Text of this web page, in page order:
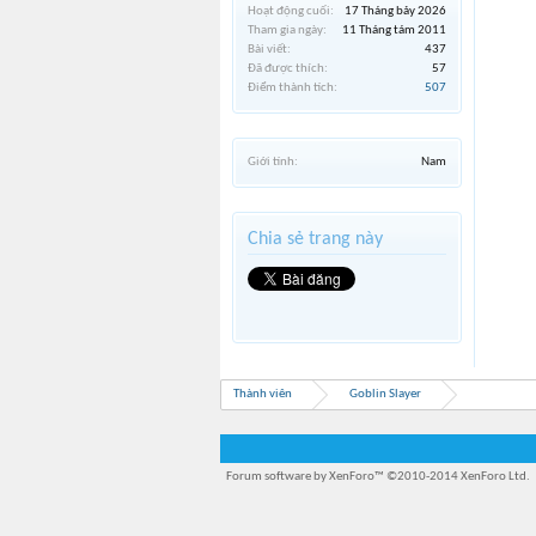
Hoạt động cuối:
17 Tháng bảy 2026
Tham gia ngày:
11 Tháng tám 2011
Bài viết:
437
Đã được thích:
57
Điểm thành tích:
507
Giới tính: Nam
Chia sẻ trang này
Thành viên Goblin Slayer
Forum software by XenForo™ ©2010-2014 XenForo Ltd.